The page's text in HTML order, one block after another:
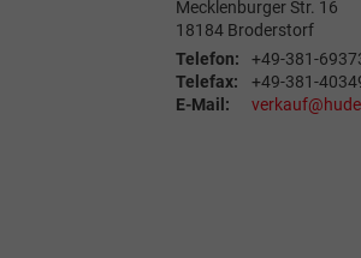
Mecklenburger Str. 16
18184 Broderstorf
Telefon:
+49-381-
Telefax:
+49-381-
E-Mail: